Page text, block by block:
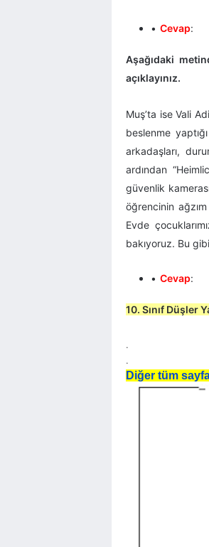
Cevap:
Aşağıdaki
açıklayınız.
Muş’ta ise Vali
beslenme
arkadaşları,
ardından
güvenlik
öğrencinin
Evde
bakıyoruz. Bu
Cevap:
10. Sınıf Düşler
.
.
Diğer tüm